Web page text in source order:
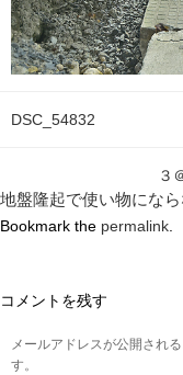
DSC_54832
３
地盤隆起で使い物にな
Bookmark the permalink
コメントを残す
メールアドレスが公開され
す。